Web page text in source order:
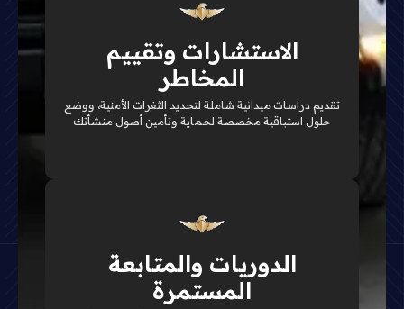
الاستشارات وتقييم
المخاطر
تقديم دراسات ميدانية شاملة لتحديد الثغرات الأمنية، ووضع
حلول استباقية مخصصة لحماية وتأمين أصول منشأتك
تحليل دقيق لكافة نقاط الضعف بالمنشأة وتصميم خطط
وقائية تمنع التهديدات قبل حدوثها
تفاصيل الخدمة
الدوريات والمتابعة
المستمرة
رقابة ميدانية مستمرة على الحراس لضمان أعلى
مستويات الانضباط وتطبيق معايير السلامة المعتمدة